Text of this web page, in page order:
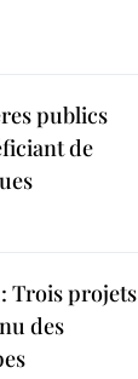
publics
de
Trois projets
des